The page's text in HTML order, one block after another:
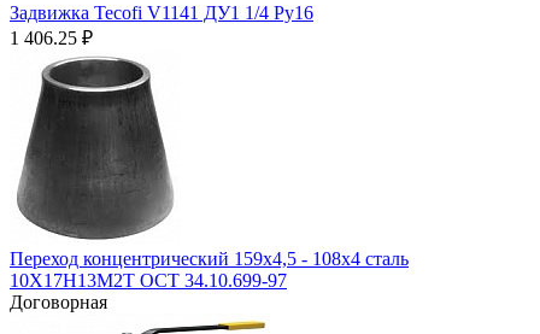
Задвижка Tecofi V1141 ДУ1 1/4 Ру16
1 406.25 ₽
Переход концентрический 159х4,5 - 108х4 сталь
10Х17Н13М2Т ОСТ 34.10.699-97
Договорная